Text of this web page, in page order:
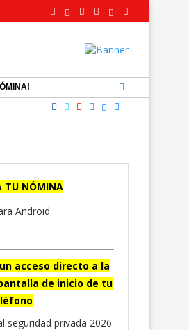
TU NÓMINA
Android
acceso directo a la
de inicio de tu